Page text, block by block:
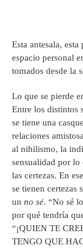
Esta antesala,
espacio personal
tomados desde la
Lo que se pierde
Entre los distintos
se tiene una
relaciones
al nihilismo, la
sensualidad por lo
las certezas. En
se tienen certezas
un no sé. “No sé
por qué tendría
“¡QUIEN TE
TENGO QUE